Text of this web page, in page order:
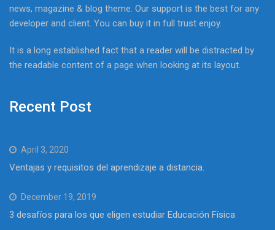
news, magazine & blog theme. Our support is the best for any
developer and client. You can buy it in full trust enjoy.
It is a long established fact that a reader will be distracted by
the readable content of a page when looking at its layout.
Recent Post
April 3, 2020
Ventajas y requisitos del aprendizaje a distancia.
December 19, 2019
3 desafíos para los que eligen estudiar Educación Física